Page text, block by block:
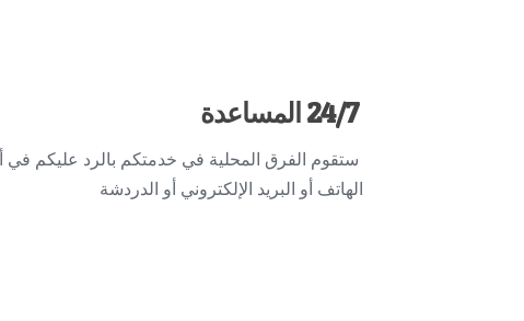
نحن نعرض لكم
24/7 المساعدة
ستقوم الفرق المحلية في خدمتكم بالرد عليكم
الهاتف أو البريد الإلكتروني أو الدردشة